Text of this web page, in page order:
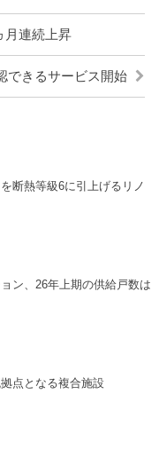
月連続上昇
できるサービス開始
断熱等級6に引上げるリノ
ン、26年上期の供給戸数は
点となる複合施設